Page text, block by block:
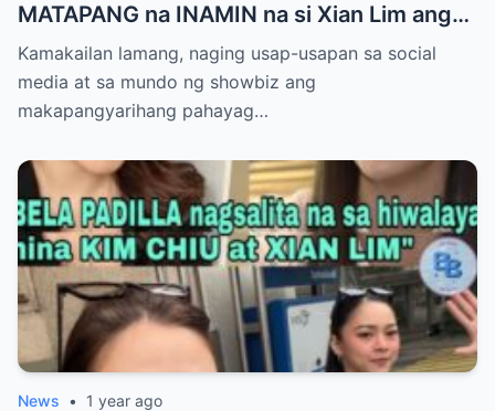
MATAPANG na INAMIN na si Xian Lim ang
AMA ng Pinagbubuntis nya!-A
Kamakailan lamang, naging usap-usapan sa social
media at sa mundo ng showbiz ang
makapangyarihang pahayag…
News • 1 year ago